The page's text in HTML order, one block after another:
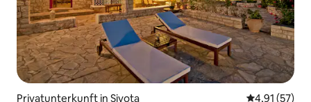
Privatunterkunft in Sivota
4,91 (57)